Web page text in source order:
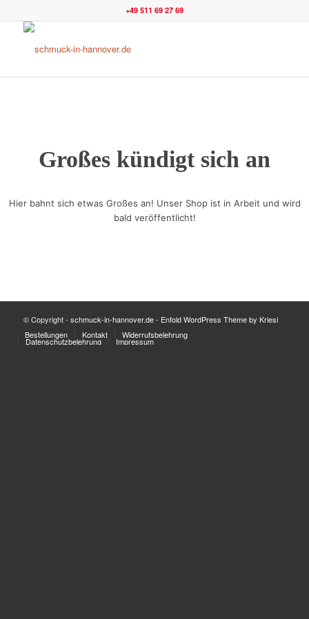
+49 511 69 27 69
Großes kündigt sich an
Hier bahnt sich etwas Großes an! Unser Shop ist in Arbeit und wird
bald veröffentlicht!
© Copyright - schmuck-in-hannover.de- Enfold WordPress Theme by Kriesi
Bestellungen
Kontakt Widerrufsbelehrung
Datenschutzbelehrung Impressum